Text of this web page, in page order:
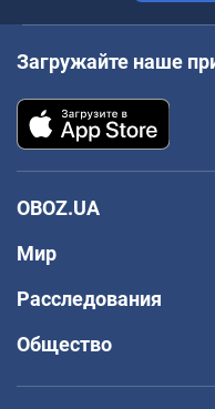
Загружайте наше
OBOZ.UA
Мир
Расследования
Общество